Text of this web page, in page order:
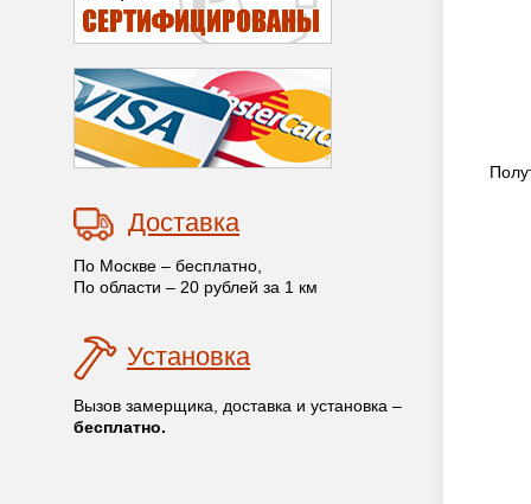
Доставка
По Москве – бесплатно,
По области – 20 рублей за 1 км
Установка
Вызов замерщика, доставка и установка –
бесплатно.